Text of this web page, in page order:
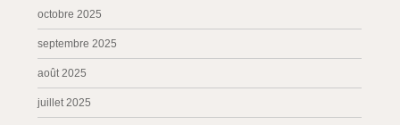
octobre 2025
septembre 2025
août 2025
juillet 2025